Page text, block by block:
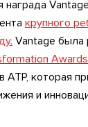
награда
крупного
Vantage была
АТР, которая
и